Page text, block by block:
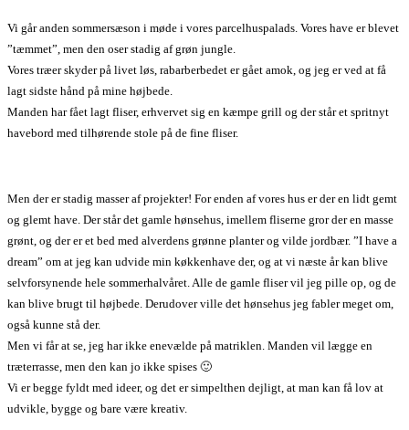
Vi går anden sommersæson i møde i vores parcelhuspalads. Vores have er blevet
”tæmmet”, men den oser stadig af grøn jungle.
Vores træer skyder på livet løs, rabarberbedet er gået amok, og jeg er ved at få
lagt sidste hånd på mine højbede.
Manden har fået lagt fliser, erhvervet sig en kæmpe grill og der står et spritnyt
havebord med tilhørende stole på de fine fliser.
Men der er stadig masser af projekter! For enden af vores hus er der en lidt gemt
og glemt have. Der står det gamle hønsehus, imellem fliserne gror der en masse
grønt, og der er et bed med alverdens grønne planter og vilde jordbær. ”I have a
dream” om at jeg kan udvide min køkkenhave der, og at vi næste år kan blive
selvforsynende hele sommerhalvåret. Alle de gamle fliser vil jeg pille op, og de
kan blive brugt til højbede. Derudover ville det hønsehus jeg fabler meget om,
også kunne stå der.
Men vi får at se, jeg har ikke enevælde på matriklen. Manden vil lægge en
træterrasse, men den kan jo ikke spises 🙂
Vi er begge fyldt med ideer, og det er simpelthen dejligt, at man kan få lov at
udvikle, bygge og bare være kreativ.